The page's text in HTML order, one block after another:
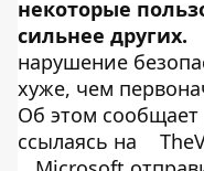
некоторые
сильнее других.
нарушение
хуже, чем
Об этом сообщает
ссылаясь на